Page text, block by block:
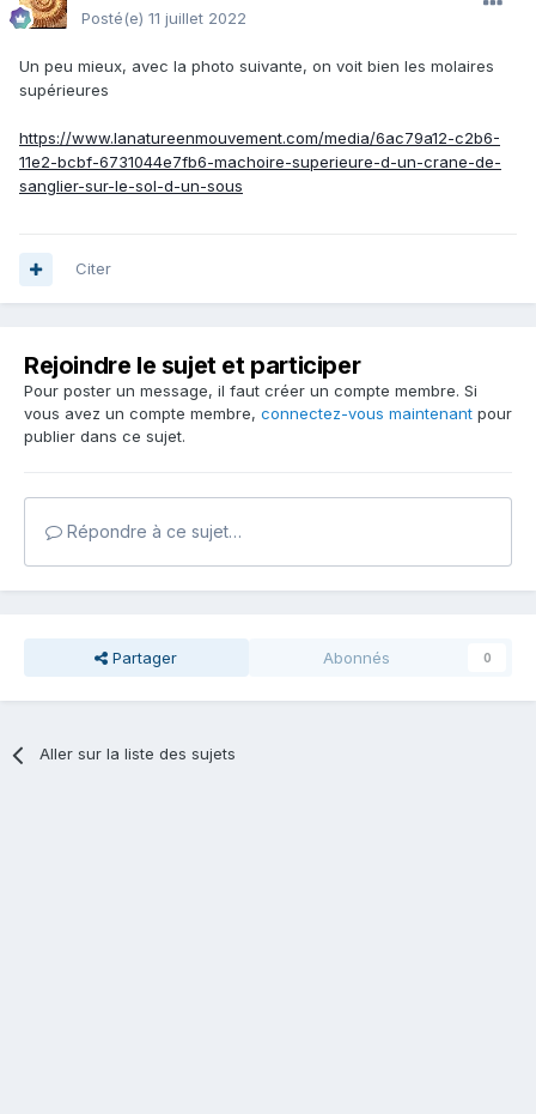
Posté(e) 11 juillet 2022
Un peu mieux, avec la photo suivante, on voit bien les molaires
supérieures
https://www.lanatureenmouvement.com/media/6ac79a12-c2b6-
11e2-bcbf-6731044e7fb6-machoire-superieure-d-un-crane-de-
sanglier-sur-le-sol-d-un-sous
Citer
Rejoindre le sujet et participer
Pour poster un message, il faut créer un compte membre. Si
vous avez un compte membre, connectez-vous maintenant pour
publier dans ce sujet.
Répondre à ce sujet…
Partager Abonnés 0
Aller sur la liste des sujets